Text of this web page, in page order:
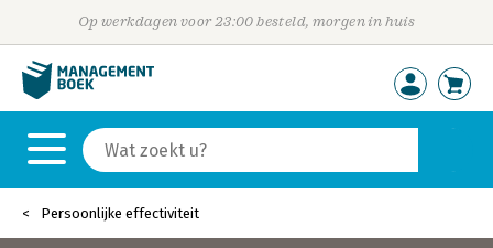
Op werkdagen voor 23:00 besteld, morgen in huis
Persoonlijke effectiviteit